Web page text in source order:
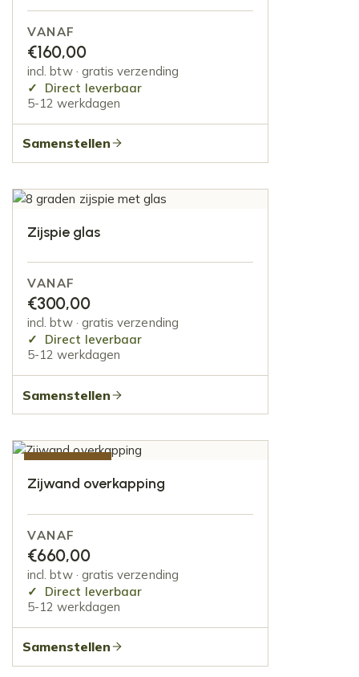
VANAF
€160,00
incl. btw · gratis verzending
Direct leverbaar
5-12 werkdagen
Samenstellen
Zijspie glas
VANAF
€300,00
incl. btw · gratis verzending
Direct leverbaar
5-12 werkdagen
Samenstellen
Zijwand overkapping
VANAF
€660,00
incl. btw · gratis verzending
Direct leverbaar
5-12 werkdagen
Samenstellen